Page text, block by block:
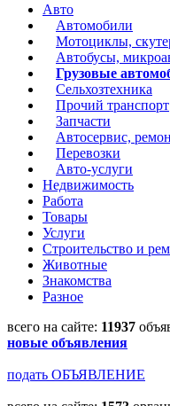
Авто
Автомобили
Мотоциклы,
Автобусы,
Грузовые
Сельхозтехника
Прочий транспорт
Запчасти
Автосервис,
Перевозки
Авто-услуги
Недвижимость
Работа
Товары
Услуги
Строительство и
Животные
Знакомства
Разное
всего на сайте: 11937
новые объявления
подать ОБЪЯВЛЕНИЕ